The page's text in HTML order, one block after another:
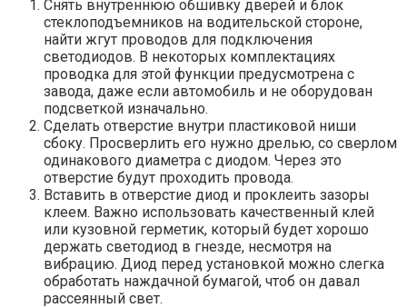
Снять внутреннюю обшивку дверей и блок
стеклоподъемников на водительской стороне,
найти жгут проводов для подключения
светодиодов. В некоторых комплектациях
проводка для этой функции предусмотрена с
завода, даже если автомобиль и не оборудован
подсветкой изначально.
Сделать отверстие внутри пластиковой ниши
сбоку. Просверлить его нужно дрелью, со сверлом
одинакового диаметра с диодом. Через это
отверстие будут проходить провода.
Вставить в отверстие диод и проклеить зазоры
клеем. Важно использовать качественный клей
или кузовной герметик, который будет хорошо
держать светодиод в гнезде, несмотря на
вибрацию. Диод перед установкой можно слегка
обработать наждачной бумагой, чтоб он давал
рассеянный свет.